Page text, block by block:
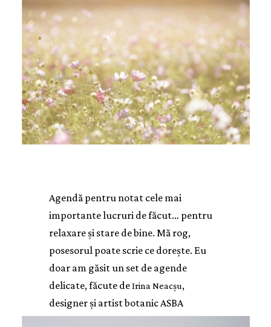
Agendă pentru notat cele mai
importante lucruri de făcut… pentru
relaxare și stare de bine. Mă rog,
posesorul poate scrie ce dorește. Eu
doar am găsit un set de agende
delicate, făcute deIrina Neacșu,
designer și artist botanic ASBA